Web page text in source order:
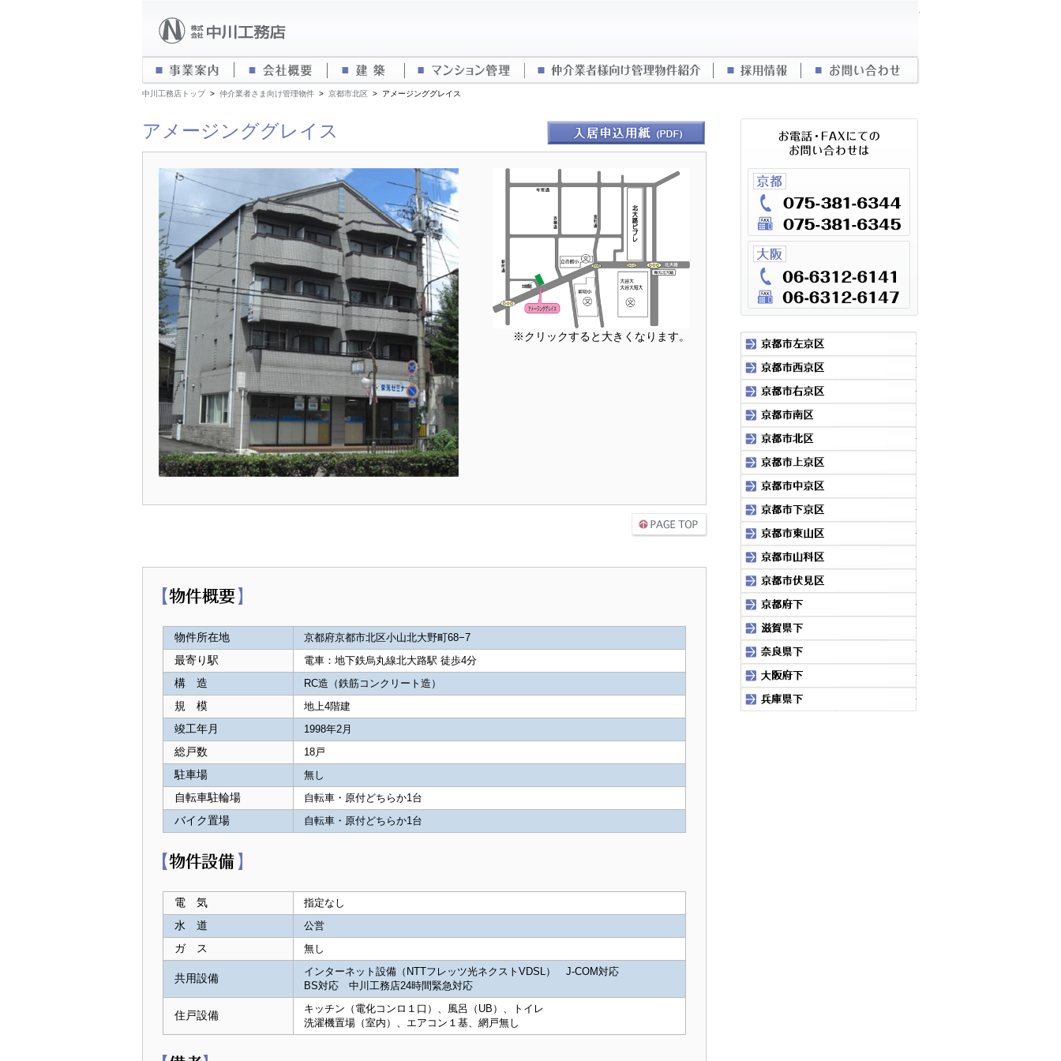
事業案内 会社概要 建築 マンション管理 仲介業者向け管理物件紹介
採用情報
中川工務店トップ > 仲介業者さま向け管理物件 > 京都市北区 > アメージンググレイス
アメージンググレイス
※クリックすると大きくなります。
pagetop
物件所在地 京都府京都市北区小山北大野町68−7
最寄り駅 電車：地下鉄烏丸線北大路駅 徒歩4分
構 造 RC造（鉄筋コンクリート造）
規 模 地上4階建
竣工年月 1998年2月
総戸数 18戸
駐車場 無し
自転車駐輪場 自転車・原付どちらか1台
バイク置場 自転車・原付どちらか1台
電 気 指定なし
水 道 公営
ガ ス 無し
共用設備
インターネット設備（NTTフレッツ光ネクストVDSL） J-COM対応
BS対応 中川工務店24時間緊急対応
住戸設備
キッチン（電化コンロ１口）、風呂（UB）、トイレ
洗濯機置場（室内）、エアコン１基、網戸無し